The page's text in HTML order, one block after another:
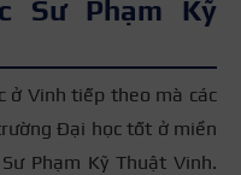
Sư Phạm Kỹ
ở Vinh tiếp theo mà các
Đại học tốt ở miền
Phạm Kỹ Thuật Vinh.